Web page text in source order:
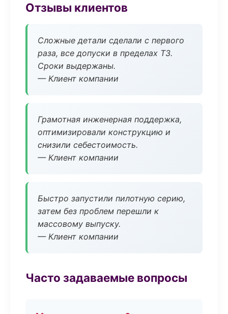
Отзывы клиентов
Сложные детали сделали с первого
раза, все допуски в пределах ТЗ.
Сроки выдержаны.
— Клиент компании
Грамотная инженерная поддержка,
оптимизировали конструкцию и
снизили себестоимость.
— Клиент компании
Быстро запустили пилотную серию,
затем без проблем перешли к
массовому выпуску.
— Клиент компании
Часто задаваемые вопросы